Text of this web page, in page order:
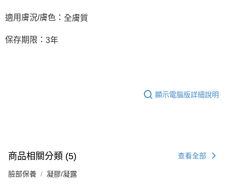
適用膚況/膚色： 全膚質
保存期限： 3年
顯示電腦版詳細說明
商品相關分類 (5) 查看全部
臉部保養 凝膠/凝露